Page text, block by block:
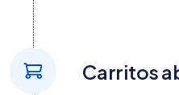
Carritos